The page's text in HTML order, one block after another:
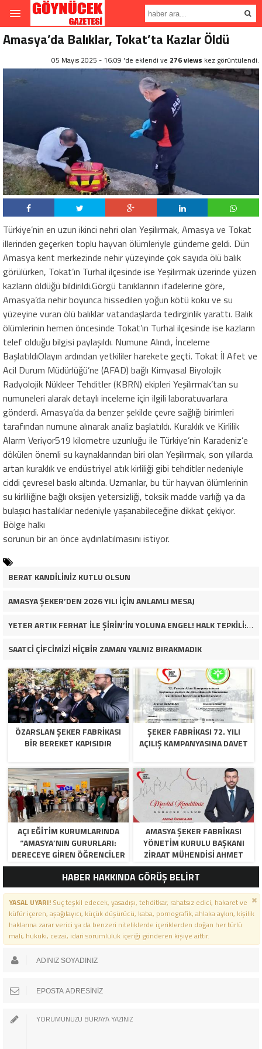
Amasya’da Balıklar, Tokat’ta Kazlar Öldü
05 Mayıs 2025 - 16:09 'de eklendi ve 276 views kez görüntülendi.
Türkiye’nin en uzun ikinci nehri olan Yeşilırmak, Amasya ve Tokat
illerinden geçerken toplu hayvan ölümleriyle gündeme geldi. Dün
Amasya kent merkezinde nehir yüzeyinde çok sayıda ölü balık
görülürken, Tokat’ın Turhal ilçesinde ise Yeşilırmak üzerinde yüzen
kazların öldüğü bildirildi.Görgü tanıklarının ifadelerine göre,
Amasya’da nehir boyunca hissedilen yoğun kötü koku ve su
yüzeyine vuran ölü balıklar vatandaşlarda tedirginlik yarattı. Balık
ölümlerinin hemen öncesinde Tokat’ın Turhal ilçesinde ise kazların
telef olduğu bilgisi paylaşıldı. Numune Alındı, İnceleme
BaşlatıldıOlayın ardından yetkililer harekete geçti. Tokat İl Afet ve
Acil Durum Müdürlüğü’ne (AFAD) bağlı Kimyasal Biyolojik
Radyolojik Nükleer Tehditler (KBRN) ekipleri Yeşilırmak’tan su
numuneleri alarak detaylı inceleme için ilgili laboratuvarlara
gönderdi. Amasya’da da benzer şekilde çevre sağlığı birimleri
tarafından numune alınarak analiz başlatıldı. Kuraklık ve Kirlilik
Alarm Veriyor519 kilometre uzunluğu ile Türkiye’nin Karadeniz’e
dökülen önemli su kaynaklarından biri olan Yeşilırmak, son yıllarda
artan kuraklık ve endüstriyel atık kirliliği gibi tehditler nedeniyle
ciddi çevresel baskı altında. Uzmanlar, bu tür hayvan ölümlerinin
su kirliliğine bağlı oksijen yetersizliği, toksik madde varlığı ya da
bulaşıcı hastalıklar nedeniyle yaşanabileceğine dikkat çekiyor.
Bölge halkı
sorunun bir an önce aydınlatılmasını istiyor.
BERAT KANDİLİNİZ KUTLU OLSUN
AMASYA ŞEKER’DEN 2026 YILI İÇİN ANLAMLI MESAJ
YETER ARTIK FERHAT İLE ŞİRİN’İN YOLUNA ENGEL! HALK TEPKİLİ: “YOLU KAPATMAK ÇÖZÜM DEĞİL, GÖREVİNİ YAP!”
SAATCİ ÇİFCİMİZİ HİÇBİR ZAMAN YALNIZ BIRAKMADIK
ÖZARSLAN ŞEKER FABRİKASI
BİR BEREKET KAPISIDIR
ŞEKER FABRİKASI 72. YILI
AÇILIŞ KAMPANYASINA DAVET
AÇI EĞİTİM KURUMLARINDA
“AMASYA’NIN GURURLARI:
DERECEYE GIREN ÖĞRENCILER
İÇIN ANLAMLI TÖREN”
AMASYA ŞEKER FABRIKASI
YÖNETIM KURULU BAŞKANI
ZIRAAT MÜHENDISI AHMET
ÖZARSLAN’IN MEVLID KANDILI
MESAJI
HABER HAKKINDA GÖRÜŞ BELİRT
YASAL UYARI!Suç teşkil edecek, yasadışı, tehditkar, rahatsız edici, hakaret ve
küfür içeren, aşağılayıcı, küçük düşürücü, kaba, pornografik, ahlaka aykırı, kişilik
haklarına zarar verici ya da benzeri niteliklerde içeriklerden doğan her türlü
mali, hukuki, cezai, idari sorumluluk içeriği gönderen kişiye aittir.